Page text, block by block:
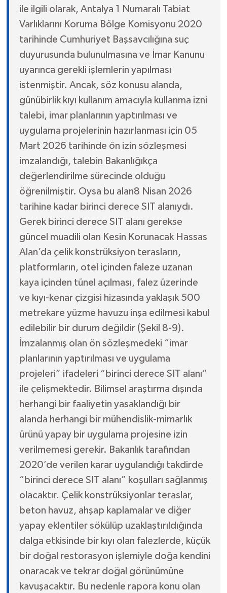
ile ilgili olarak, Antalya 1 Numaralı Tabiat
Varlıklarını Koruma Bölge Komisyonu 2020
tarihinde Cumhuriyet Başsavcılığına suç
duyurusunda bulunulmasına ve İmar Kanunu
uyarınca gerekli işlemlerin yapılması
istenmiştir. Ancak, söz konusu alanda,
günübirlik kıyı kullanım amacıyla kullanma izni
talebi, imar planlarının yaptırılması ve
uygulama projelerinin hazırlanması için 05
Mart 2026 tarihinde ön izin sözleşmesi
imzalandığı, talebin Bakanlığıkça
değerlendirilme sürecinde olduğu
öğrenilmiştir. Oysa bu alan8 Nisan 2026
tarihine kadar birinci derece SIT alanıydı.
Gerek birinci derece SIT alanı gerekse
güncel muadili olan Kesin Korunacak Hassas
Alan’da çelik konstrüksiyon terasların,
platformların, otel içinden faleze uzanan
kaya içinden tünel açılması, falez üzerinde
ve kıyı-kenar çizgisi hizasında yaklaşık 500
metrekare yüzme havuzu inşa edilmesi kabul
edilebilir bir durum değildir (Şekil 8-9).
İmzalanmış olan ön sözleşmedeki “imar
planlarının yaptırılması ve uygulama
projeleri” ifadeleri “birinci derece SIT alanı”
ile çelişmektedir. Bilimsel araştırma dışında
herhangi bir faaliyetin yasaklandığı bir
alanda herhangi bir mühendislik-mimarlık
ürünü yapay bir uygulama projesine izin
verilmemesi gerekir. Bakanlık tarafından
2020’de verilen karar uygulandığı takdirde
“birinci derece SIT alanı” koşulları sağlanmış
olacaktır. Çelik konstrüksiyonlar teraslar,
beton havuz, ahşap kaplamalar ve diğer
yapay eklentiler sökülüp uzaklaştırıldığında
dalga etkisinde bir kıyı olan falezlerde, küçük
bir doğal restorasyon işlemiyle doğa kendini
onaracak ve tekrar doğal görünümüne
kavuşacaktır. Bu nedenle rapora konu olan